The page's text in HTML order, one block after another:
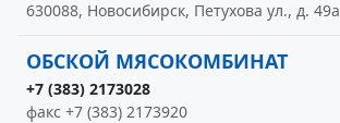
630088, Новосибирск, Петухова ул., д. 49а
ОБСКОЙ МЯСОКОМБИНАТ
+7 (383) 2173028
факс +7 (383) 2173920